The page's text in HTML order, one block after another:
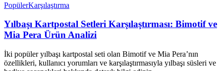
PopülerKarşılaştırma
Yılbaşı Kartpostal Setleri Karşılaştırması: Bimotif ve
Mia Pera Ürün Analizi
İki popüler yılbaşı kartpostal seti olan Bimotif ve Mia Pera’nın
özellikleri, kullanıcı yorumları ve karşılaştırmasıyla yılbaşı süsleri ve